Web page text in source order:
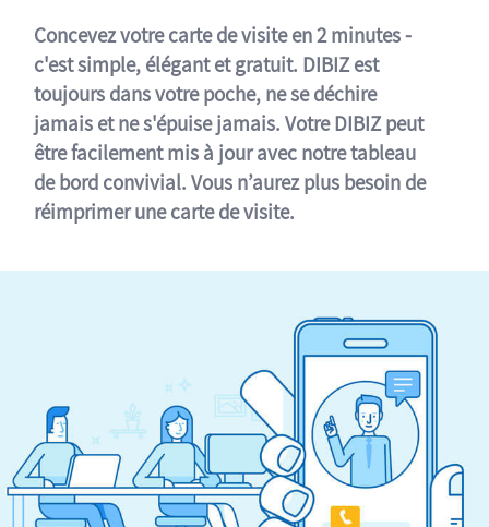
Concevez votre carte de visite en 2 minutes -
c'est simple, élégant et gratuit. DIBIZ est
toujours dans votre poche, ne se déchire
jamais et ne s'épuise jamais. Votre DIBIZ peut
être facilement mis à jour avec notre tableau
de bord convivial. Vous n’aurez plus besoin de
réimprimer une carte de visite.